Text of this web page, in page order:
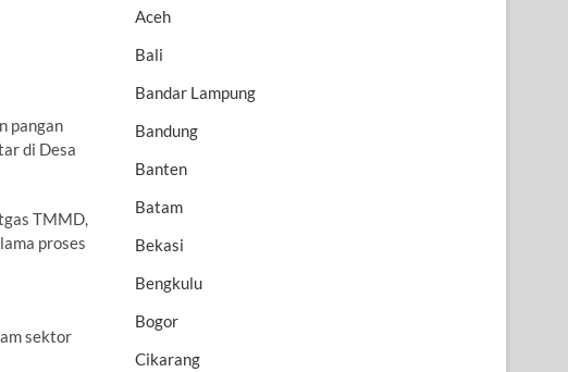
pangan
di Desa
TMMD,
proses
sektor
Aceh
Bali
Bandar Lampung
Bandung
Banten
Batam
Bekasi
Bengkulu
Bogor
Cikarang